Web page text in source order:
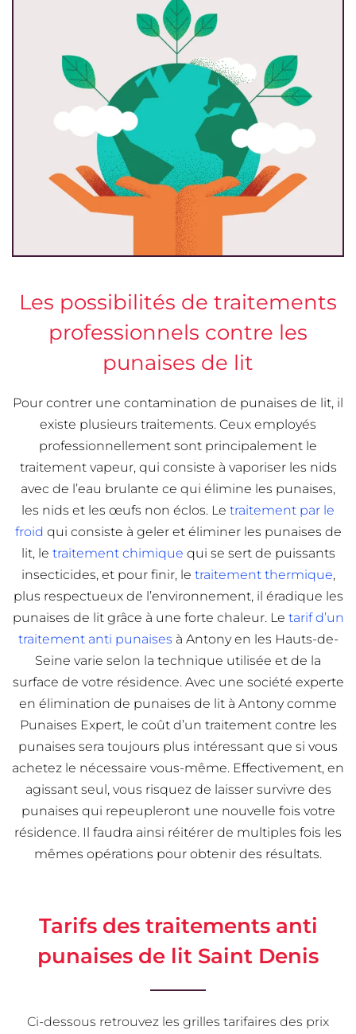
Les possibilités de traitements
professionnels contre les
punaises de lit
Pour contrer une contamination de punaises de lit, il
existe plusieurs traitements. Ceux employés
professionnellement sont principalement le
traitement vapeur, qui consiste à vaporiser les nids
avec de l’eau brulante ce qui élimine les punaises,
les nids et les œufs non éclos. Le traitement par le
froid qui consiste à geler et éliminer les punaises de
lit, le traitement chimique qui se sert de puissants
insecticides, et pour finir, le traitement thermique,
plus respectueux de l’environnement, il éradique les
punaises de lit grâce à une forte chaleur. Le tarif d’un
traitement anti punaises à Antony en les Hauts-de-
Seine varie selon la technique utilisée et de la
surface de votre résidence. Avec une société experte
en élimination de punaises de lit à Antony comme
Punaises Expert, le coût d’un traitement contre les
punaises sera toujours plus intéressant que si vous
achetez le nécessaire vous-même. Effectivement, en
agissant seul, vous risquez de laisser survivre des
punaises qui repeupleront une nouvelle fois votre
résidence. Il faudra ainsi réitérer de multiples fois les
mêmes opérations pour obtenir des résultats.
Tarifs des traitements anti
punaises de lit Saint Denis
Ci-dessous retrouvez les grilles tarifaires des prix